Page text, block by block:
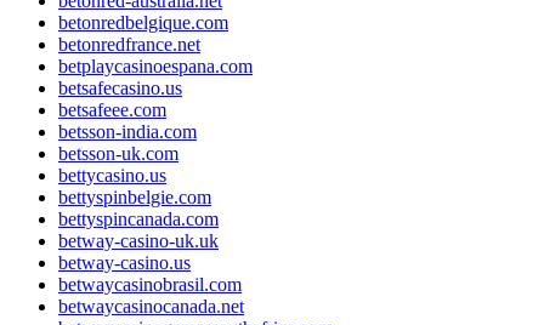
betonredbelgique.com
betonredfrance.net
betplaycasinoespana.com
betsafecasino.us
betsafeee.com
betsson-india.com
betsson-uk.com
bettycasino.us
bettyspinbelgie.com
bettyspincanada.com
betway-casino-uk.uk
betway-casino.us
betwaycasinobrasil.com
betwaycasinocanada.net